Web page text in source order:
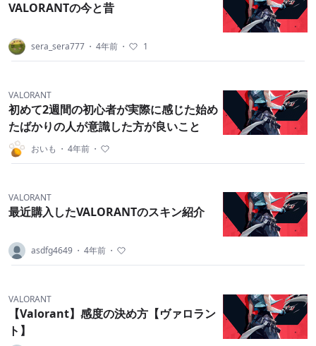
VALORANTの今と昔
sera_sera777 ・ 4年前 ・ 1
VALORANT
初めて2週間の初心者が実際に感じた始め
たばかりの人が意識した方が良いこと
おいも ・ 4年前 ・
VALORANT
最近購入したVALORANTのスキン紹介
asdfg4649 ・ 4年前 ・
VALORANT
【Valorant】感度の決め方【ヴァロラン
ト】